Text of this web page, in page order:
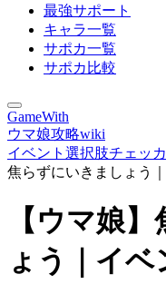
最強サポート
キャラ一覧
サポカ一覧
サポカ比較
GameWith
ウマ娘攻略wiki
イベント選択肢チェッ
焦らずにいきましょう
【ウマ娘
ょう｜イ